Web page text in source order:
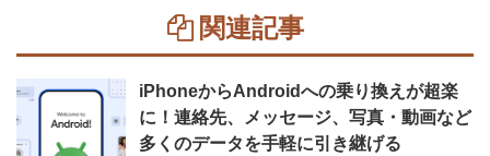
関連記事
iPhoneからAndroidへの乗り換えが超楽
に！連絡先、メッセージ、写真・動画など
多くのデータを手軽に引き継げる